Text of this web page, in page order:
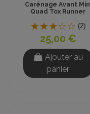
Carénage Avant
Quad Tox Runner
(2)
25,00 €
Ajouter au
panier